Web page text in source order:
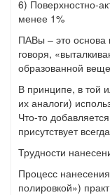
6) Поверхностно-
менее 1%
ПАВы – это основа
говоря,
образованной
В принципе, в той
их аналоги)
Что-то
присутствует
Трудности
Процесс
полировкой»)